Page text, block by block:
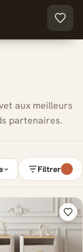
aux meilleurs
partenaires.
Filtrer